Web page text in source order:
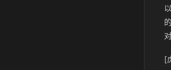
[